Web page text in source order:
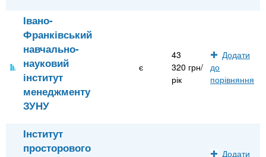
Івано-
Франківський
навчально-
науковий
інститут
менеджменту
ЗУНУ
є
43
320 грн/
рік
Додати
до
порівняння
Інститут
просторового
Додати